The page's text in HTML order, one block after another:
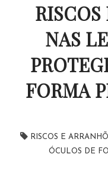
RISCOS
NAS
FORMA
RISCOS E
ÓCULOS DE